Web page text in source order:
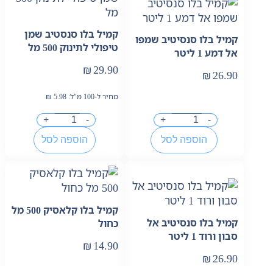
קמיל בלו סנסיטיב שמפו
אל דמע 1 ליטר
₪26.90
-
+
הוספה לסל
קמיל בלו סנסטיב שמן
טיפולי לתינוק 500 מל
₪29.90
מחיר ל-100 מ"ל: ₪ 5.98
-
+
הוספה לסל
קמיל בלו סנסיטיב אל
סבון ורוד 1 ליטר
₪ 26.90
קמיל בלו קלאסיק 500 מל
כחול
₪ 14.90